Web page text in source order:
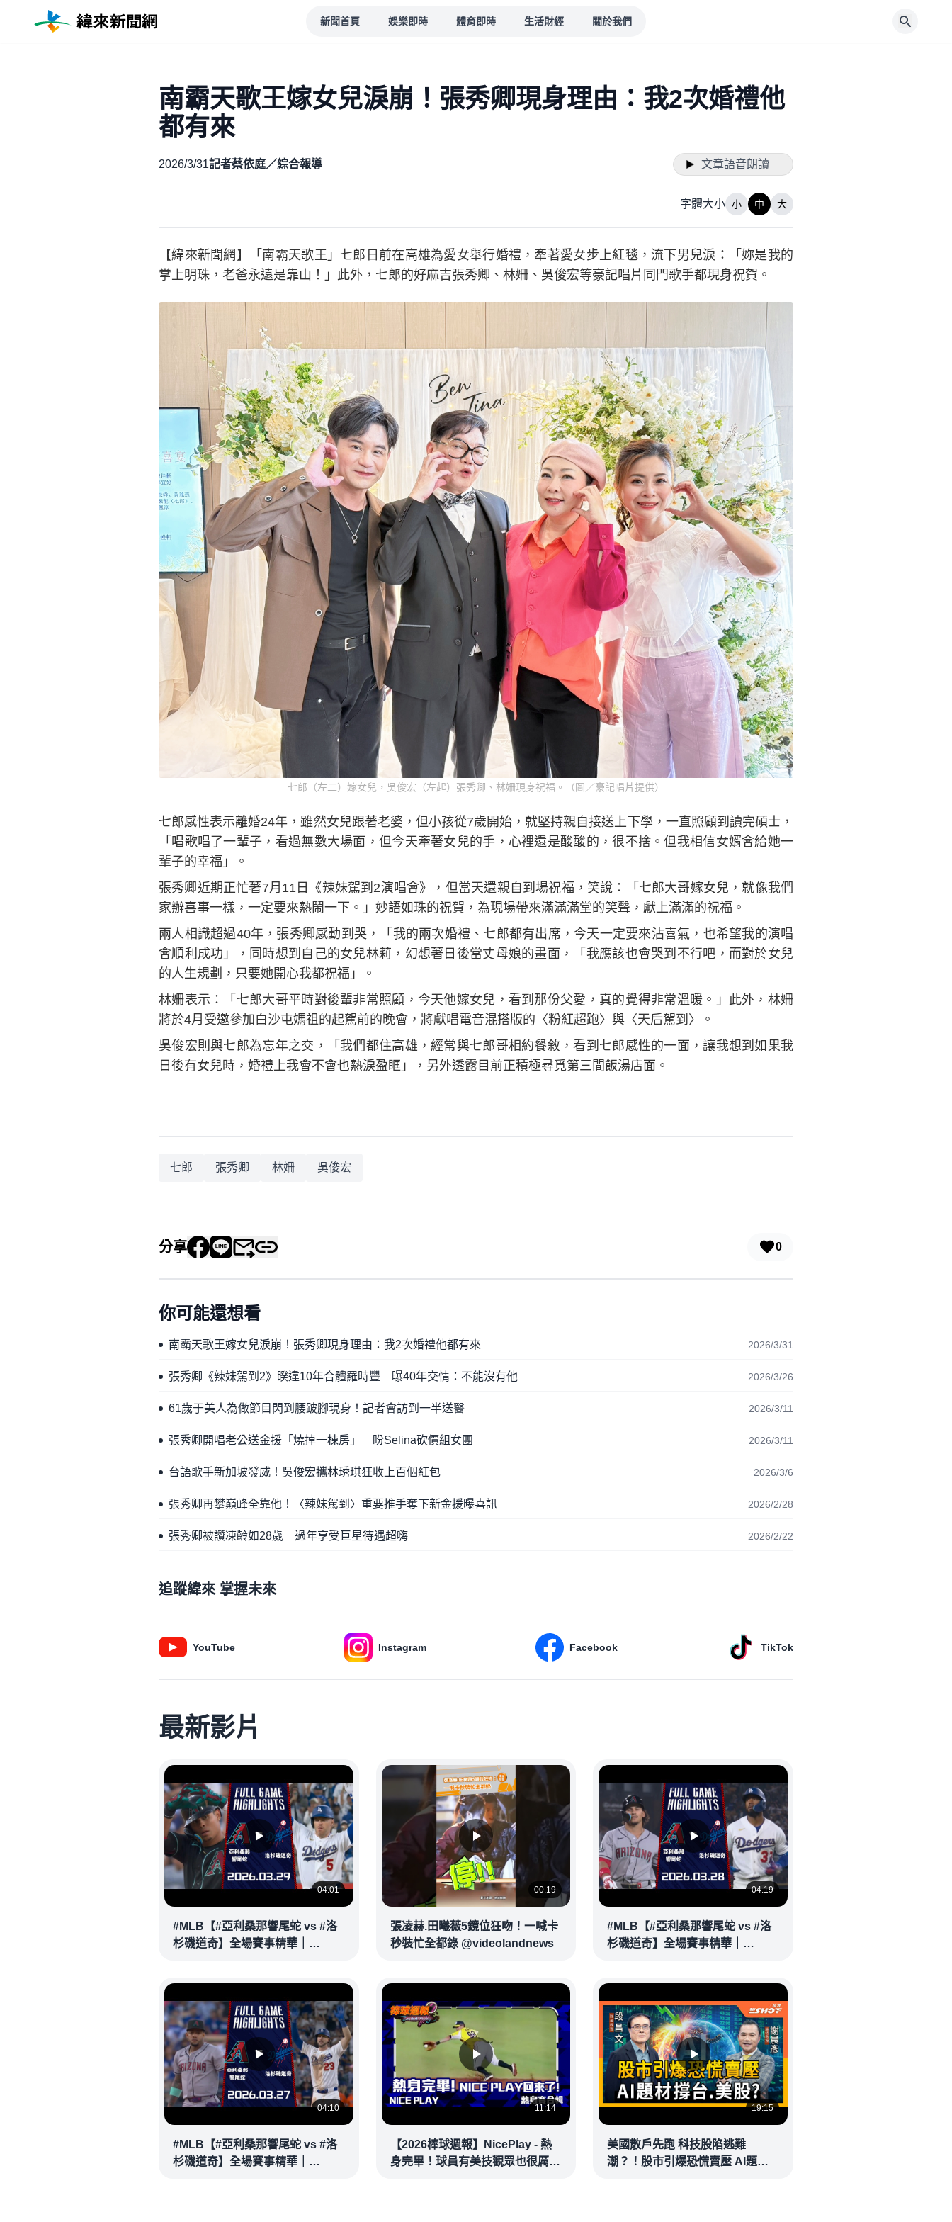
新聞首頁 娛樂即時 體育即時 生活財經 關於我們
南霸天歌王嫁女兒淚崩！張秀卿現身理由：我2次婚禮他
都有來
2026/3/31記者蔡依庭／綜合報導 文章語音朗讀
字體大小 小 中 大
【緯來新聞網】「南霸天歌王」七郎日前在高雄為愛女舉行婚禮，牽著愛女步上紅毯，流下男兒淚：「妳是我的
掌上明珠，老爸永遠是靠山！」此外，七郎的好麻吉張秀卿、林姍、吳俊宏等豪記唱片同門歌手都現身祝賀。
七郎（左二）嫁女兒，吳俊宏（左起）張秀卿、林姍現身祝福。（圖／豪記唱片提供）
​七郎感性表示離婚24年，雖然女兒跟著老婆，但小孩從7歲開始，就堅持親自接送上下學，一直照顧到讀完碩士，
「唱歌唱了一輩子，看過無數大場面，但今天牽著女兒的手，心裡還是酸酸的，很不捨。但我相信女婿會給她一
輩子的幸福」。
張秀卿近期正忙著7月11日《辣妹駕到2演唱會》，但當天還親自到場祝福，笑說：「七郎大哥嫁女兒，就像我們
家辦喜事一樣，一定要來熱鬧一下。」妙語如珠的祝賀，為現場帶來滿滿滿堂的笑聲，獻上滿滿的祝福。
兩人相識超過40年，張秀卿感動到哭，「我的兩次婚禮、七郎都有出席，今天一定要來沾喜氣，也希望我的演唱
會順利成功」，同時想到自己的女兒林莉，幻想著日後當丈母娘的畫面，「我應該也會哭到不行吧，而對於女兒
的人生規劃，只要她開心我都祝福」。
林姍表示：「七郎大哥平時對後輩非常照顧，今天他嫁女兒，看到那份父愛，真的覺得非常溫暖。」此外，林姍
將於4月受邀參加白沙屯媽祖的起駕前的晚會，將獻唱電音混搭版的〈粉紅超跑〉與〈天后駕到〉。
吳俊宏則與七郎為忘年之交，「我們都住高雄，經常與七郎哥相約餐敘，看到七郎感性的一面，讓我想到如果我
日後有女兒時，婚禮上我會不會也熱淚盈眶」，另外透露目前正積極尋覓第三間飯湯店面。
七郎 張秀卿 林姍 吳俊宏
分享 0
你可能還想看
南霸天歌王嫁女兒淚崩！張秀卿現身理由：我2次婚禮他都有來 2026/3/31
張秀卿《辣妹駕到2》睽違10年合體羅時豐 曝40年交情：不能沒有他 2026/3/26
61歲于美人為做節目閃到腰跛腳現身！記者會訪到一半送醫 2026/3/11
張秀卿開唱老公送金援「燒掉一棟房」 盼Selina砍價組女團 2026/3/11
台語歌手新加坡發威！吳俊宏攜林琇琪狂收上百個紅包 2026/3/6
張秀卿再攀巔峰全靠他！〈辣妹駕到〉重要推手奪下新金援曝喜訊 2026/2/28
張秀卿被讚凍齡如28歲 過年享受巨星待遇超嗨 2026/2/22
追蹤緯來 掌握未來
YouTube Instagram Facebook TikTok
最新影片
04:01
#MLB【#亞利桑那響尾蛇 vs #洛
杉磯道奇】全場賽事精華｜
00:19
張凌赫.田曦薇5鏡位狂吻！一喊卡
秒裝忙全都錄 @videolandnews
04:19
#MLB【#亞利桑那響尾蛇 vs #洛
杉磯道奇】全場賽事精華｜
04:10
#MLB【#亞利桑那響尾蛇 vs #洛
杉磯道奇】全場賽事精華｜
11:14
【2026棒球週報】NicePlay - 熱
身完畢！球員有美技觀眾也很厲
19:15
美國散戶先跑 科技股陷逃難
潮？！股市引爆恐慌賣壓 AI題材